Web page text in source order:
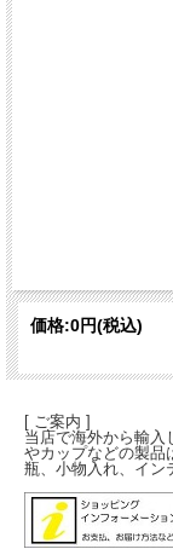
価格:0円(税込)
[ ご案内 ]
当店で海外から輸入
やカップなどの製品
瓶、小物入れ、イン